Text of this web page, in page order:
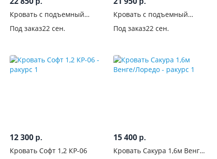
Кровать с подъемный
Венге/Лоредо
Под заказ22 сен.
Кровать с подъемный
Венге/Лоредо
Под заказ22 сен.
12 300 р.
Кровать Софт 1,2 КР-06
15 400 р.
Кровать Сакура 1,6м Венге/
Основание
кровати
Подъемный
механизм
С
выдвижными